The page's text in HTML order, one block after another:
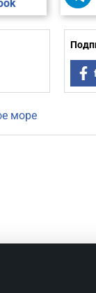
море